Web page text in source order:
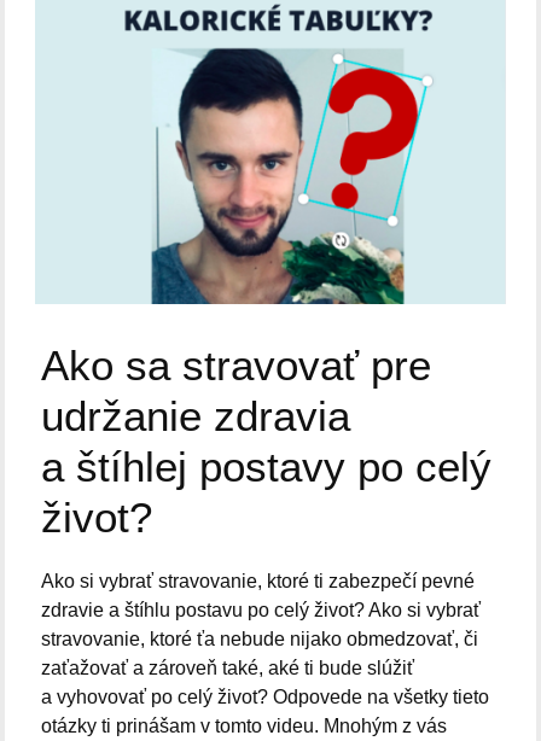
Ako sa stravovať pre
udržanie zdravia
a štíhlej postavy po celý
život?
Ako si vybrať stravovanie, ktoré ti zabezpečí pevné
zdravie a štíhlu postavu po celý život? Ako si vybrať
stravovanie, ktoré ťa nebude nijako obmedzovať, či
zaťažovať a zároveň také, aké ti bude slúžiť
a vyhovovať po celý život? Odpovede na všetky tieto
otázky ti prinášam v tomto videu. Mnohým z vás